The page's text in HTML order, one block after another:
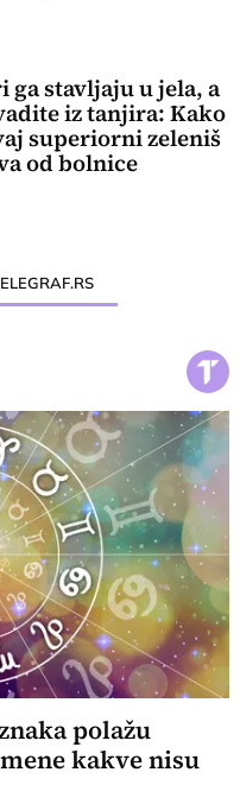
ga stavljaju u jela, a
iz tanjira: Kako
superiorni zeleniš
od bolnice
polažu
kakve nisu